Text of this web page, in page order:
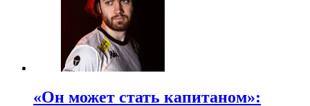
«Он может стать капитаном»: